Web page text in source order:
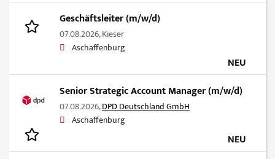
Geschäftsleiter (m/w/d)
07.08.2026,Kieser
Aschaffenburg
NEU
Senior Strategic Account Manager (m/w/d)
07.08.2026,DPD Deutschland GmbH
Aschaffenburg
NEU